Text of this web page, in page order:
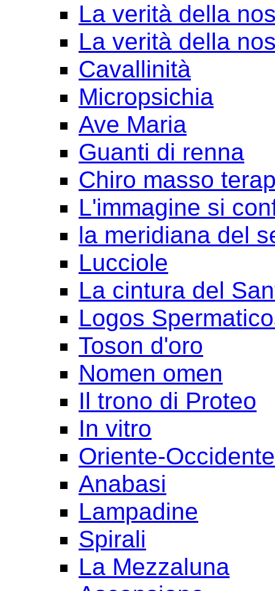
La verità della
La verità della
Cavallinità
Micropsichia
Ave Maria
Guanti di renna
Chiro masso
L'immagine si
la meridiana del
Lucciole
La cintura del
Logos
Toson d'oro
Nomen omen
Il trono di Proteo
In vitro
Oriente-
Anabasi
Lampadine
Spirali
La Mezzaluna